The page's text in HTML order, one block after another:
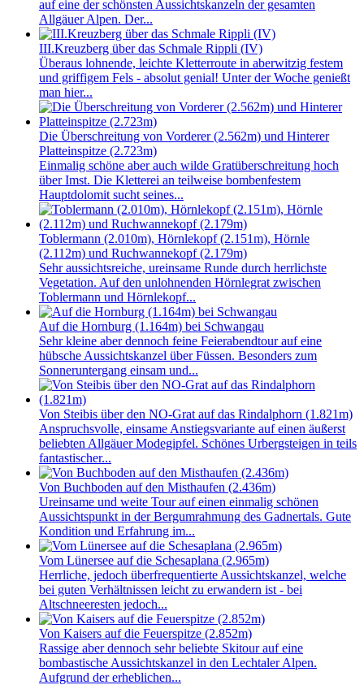
auf eine der schönsten Aussichtskanzeln der gesamten
Allgäuer Alpen. Der...
III.Kreuzberg über das Schmale Rippli (IV)
Überaus lohnende, leichte Kletterroute in aberwitzig festem
und griffigem Fels - absolut genial! Unter der Woche genießt
man hier...
Die Überschreitung von Vorderer (2.562m) und Hinterer
Platteinspitze (2.723m)
Einmalig schöne aber auch wilde Gratüberschreitung hoch
über Imst. Die Kletterei an teilweise bombenfestem
Hauptdolomit sucht seines...
Toblermann (2.010m), Hörnlekopf (2.151m), Hörnle
(2.112m) und Ruchwannekopf (2.179m)
Sehr aussichtsreiche, ureinsame Runde durch herrlichste
Vegetation. Auf den unlohnenden Hörnlegrat zwischen
Toblermann und Hörnlekopf...
Auf die Hornburg (1.164m) bei Schwangau
Sehr kleine aber dennoch feine Feierabendtour auf eine
hübsche Aussichtskanzel über Füssen. Besonders zum
Sonneruntergang einsam und...
Von Steibis über den NO-Grat auf das Rindalphorn (1.821m)
Anspruchsvolle, einsame Anstiegsvariante auf einen äußerst
beliebten Allgäuer Modegipfel. Schönes Urbergsteigen in teils
fantastischer...
Von Buchboden auf den Misthaufen (2.436m)
Ureinsame und weite Tour auf einen einmalig schönen
Aussichtspunkt in der Bergumrahmung des Gadnertals. Gute
Kondition und Erfahrung im...
Vom Lünersee auf die Schesaplana (2.965m)
Herrliche, jedoch überfrequentierte Aussichtskanzel, welche
bei guten Verhältnissen leicht zu erwandern ist - bei
Altschneeresten jedoch...
Von Kaisers auf die Feuerspitze (2.852m)
Rassige aber dennoch sehr beliebte Skitour auf eine
bombastische Aussichtskanzel in den Lechtaler Alpen.
Aufgrund der erheblichen...